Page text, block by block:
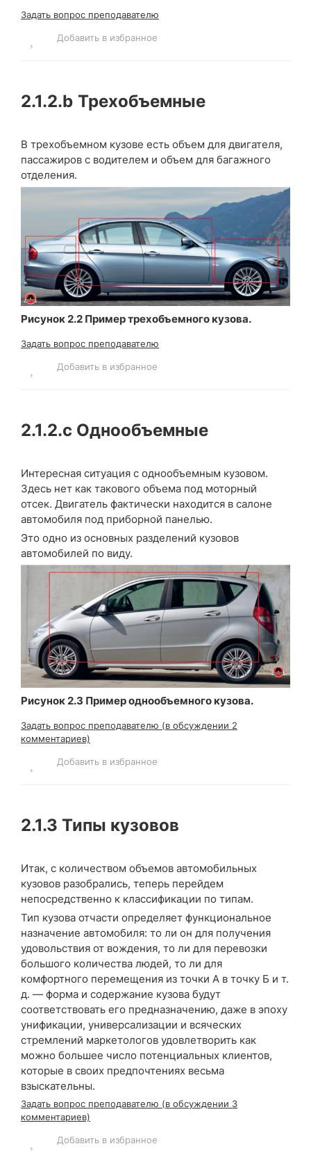
Задать вопрос преподавателю
Добавить в избранное
2.1.2.b Трехобъемные
В трехобъемном кузове есть объем для двигателя,
пассажиров с водителем и объем для багажного
отделения.
Рисунок 2.2 Пример трехобъемного кузова.
Задать вопрос преподавателю
Добавить в избранное
2.1.2.c Однообъемные
Интересная ситуация с однообъемным кузовом.
Здесь нет как такового объема под моторный
отсек. Двигатель фактически находится в салоне
автомобиля под приборной панелью.
Это одно из основных разделений кузовов
автомобилей по виду.
Рисунок 2.3 Пример однообъемного кузова.
Задать вопрос преподавателю (в обсуждении 2
комментариев)
Добавить в избранное
2.1.3 Типы кузовов
Итак, с количеством объемов автомобильных
кузовов разобрались, теперь перейдем
непосредственно к классификации по типам.
Тип кузова отчасти определяет функциональное
назначение автомобиля: то ли он для получения
удовольствия от вождения, то ли для перевозки
большого количества людей, то ли для
комфортного перемещения из точки А в точку Б и т.
д. — форма и содержание кузова будут
соответствовать его предназначению, даже в эпоху
унификации, универсализации и всяческих
стремлений маркетологов удовлетворить как
можно большее число потенциальных клиентов,
которые в своих предпочтениях весьма
взыскательны.
Задать вопрос преподавателю (в обсуждении 3
комментариев)
Добавить в избранное